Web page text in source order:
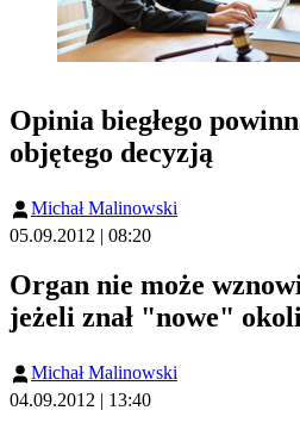
Opinia biegłego
objętego decyzją
Michał Malinowski
05.09.2012 | 08:20
Organ nie może
jeżeli znał "nowe"
Michał Malinowski
04.09.2012 | 13:40